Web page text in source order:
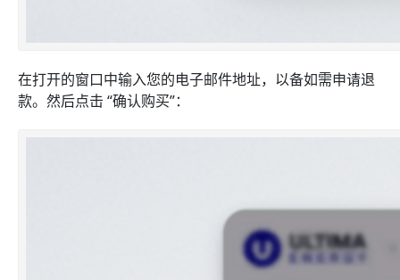
在打开的窗口中输入您的电子邮件地址，以备如需申请退
款。然后点击 “确认购买”：